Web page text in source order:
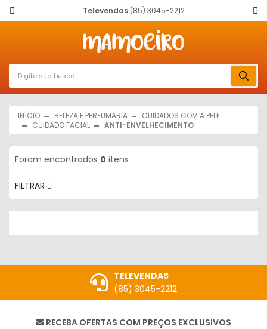
Televendas(85) 3045-2212
INÍCIO BELEZA E PERFUMARIA
CUIDADOS COM A PELE
CUIDADO FACIAL
ANTI-ENVELHECIMENTO
Foram encontrados 0 itens
FILTRAR
TELEVENDAS
(85) 3045-2212
RECEBA OFERTAS COM PREÇOS EXCLUSIVOS